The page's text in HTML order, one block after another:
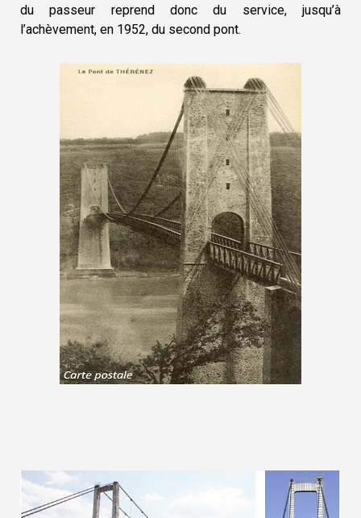
du passeur reprend donc du service, jusqu’à
l’achèvement, en 1952, du second pont.